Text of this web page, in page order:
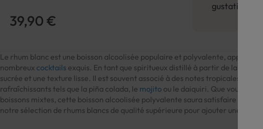
39,90 €
gustatif des
Le rhum blanc est une boisson alcoolisée populaire et polyvalente,
nombreux cocktails exquis. En tant que spiritueux distillé à partir de la
sucrée et une texture lisse. Il est souvent associé à des notes tropicales et
rafraîchissants tels que la piña colada, le mojitoou le daiquiri. Que vous
boissons mixtes, cette boisson alcoolisée polyvalente saura satisfaire tous
notre sélection de rhums blancs de qualité supérieure pour ajouter une